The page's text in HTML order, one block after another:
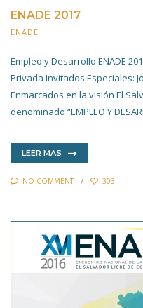
ENADE 2017
ENADE
Empleo y Desarrollo ENADE
Privada Invitados Especiales:
Enmarcados en la visión El
denominado “EMPLEO Y
LEER MAS
NO COMMENT 303